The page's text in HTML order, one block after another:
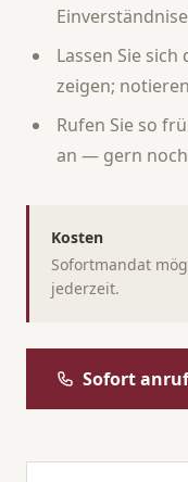
Lassen Sie
zeigen;
Rufen Sie so
an — gern
Kosten
Sofortmandat
jederzeit.
Sofort